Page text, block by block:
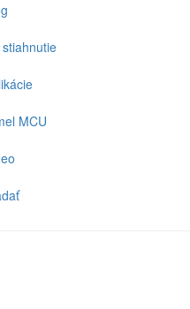
stiahnutie
MCU